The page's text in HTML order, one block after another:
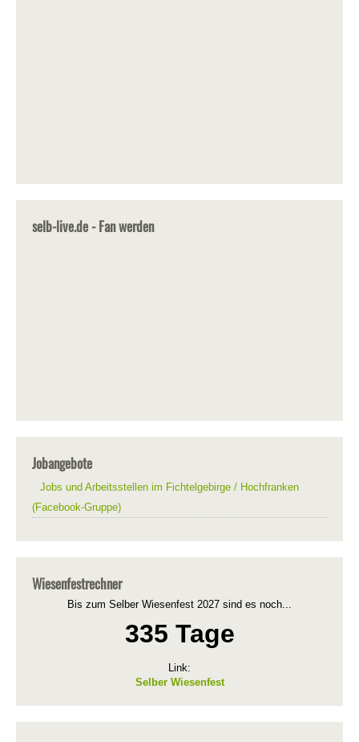
selb-live.de - Fan werden
Jobangebote
Jobs und Arbeitsstellen im Fichtelgebirge / Hochfranken
(Facebook-Gruppe)
Wiesenfestrechner
Bis zum Selber Wiesenfest 2027 sind es noch...
335 Tage
Link:
Selber Wiesenfest